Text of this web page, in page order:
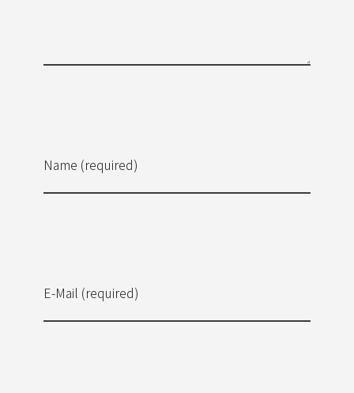
Name (required)
E-Mail (required)